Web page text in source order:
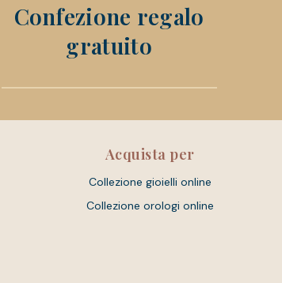
Confezione regalo
gratuito
Acquista per
Collezione gioielli online
Collezione orologi online